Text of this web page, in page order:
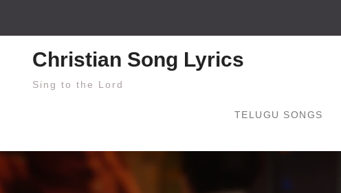
Christian Song Lyrics
Sing to the Lord
TELUGU SONGS